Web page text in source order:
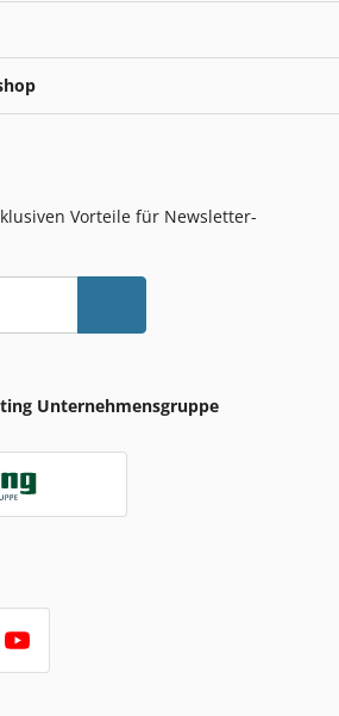
Vorteile für Newsletter-
Unternehmensgruppe